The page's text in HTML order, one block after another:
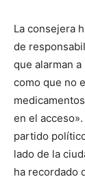
La consejera
de
que alarman
como que no
en el
partido
lado de la
ha recordado